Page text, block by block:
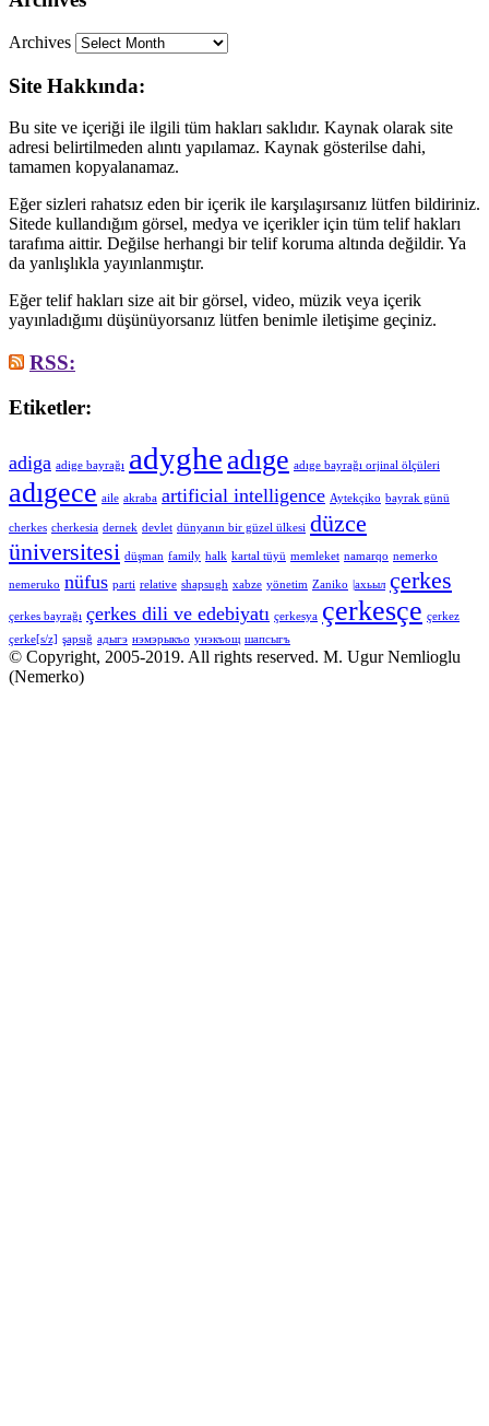
Archives
Site Hakkında:
Bu site ve içeriği ile ilgili tüm hakları saklıdır. Kaynak olarak site
adresi belirtilmeden alıntı yapılamaz. Kaynak gösterilse dahi,
tamamen kopyalanamaz.
Eğer sizleri rahatsız eden bir içerik ile karşılaşırsanız lütfen bildiriniz.
Sitede kullandığım görsel, medya ve içerikler için tüm telif hakları
tarafıma aittir. Değilse herhangi bir telif koruma altında değildir. Ya
da yanlışlıkla yayınlanmıştır.
Eğer telif hakları size ait bir görsel, video, müzik veya içerik
yayınladığımı düşünüyorsanız lütfen benimle iletişime geçiniz.
RSS:
Etiketler:
adiga adige bayrağı adyghe adıge adıge bayrağı orjinal ölçüleri
adıgece aile akraba artificial intelligence Aytekçiko bayrak günü
cherkes cherkesia dernek devlet dünyanın bir güzel ülkesi düzce
üniversitesi düşman family halk kartal tüyü memleket namarqo nemerko
nemeruko nüfus parti relative shapsugh xabze yönetim Zaniko |ахьыл çerkes
çerkes bayrağı çerkes dili ve edebiyatı çerkesya çerkesçe çerkez
çerke[s/z] şapsığ адыгэ нэмэрыкъо унэкъощ шапсыгъ
© Copyright, 2005-2019. All rights reserved. M. Ugur Nemlioglu
(Nemerko)